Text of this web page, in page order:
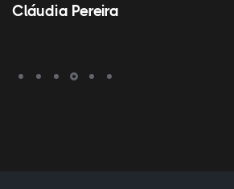
Aline F. Lima